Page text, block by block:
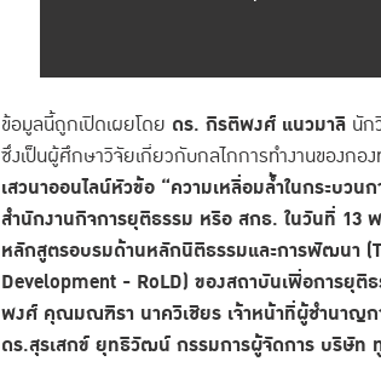
ข้อมูลนี้ถูกเปิดเผยโดย ดร. กิรติพงศ์ แนวมาลี นัก
ซึ่งเป็นผู้ศึกษาวิจัยเกี่ยวกับกลไกการทำงานของก
เสวนาออนไลน์หัวข้อ “ความเหลื่อมล้ำในกระบวน
สำนักงานกิจการยุติธรรม หรือ สกธ. ในวันที่ 13
หลักสูตรอบรมด้านหลักนิติธรรมและการพัฒนา
Development - RoLD) ของสถาบันเพื่อการยุติ
พงศ์ คุณมณฑิรา นาควิเชียร เจ้าหน้าที่ผู้ชำนาญ
ดร.สุรเสกข์ ยุทธิวัฒน์ กรรมการผู้จัดการ บริษัท